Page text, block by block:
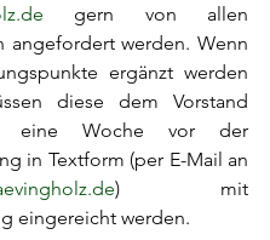
gern von allen
angefordert werden. Wenn
ergänzt werden
diese dem Vorstand
eine Woche vor der
) mit
eingereicht werden.